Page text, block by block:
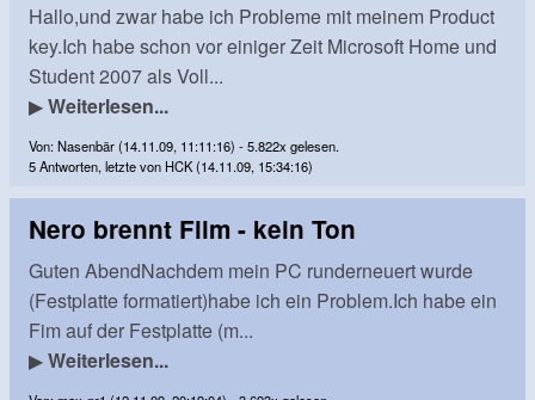
Hallo,und zwar habe ich Probleme mit meinem Product
key.Ich habe schon vor einiger Zeit Microsoft Home und
Student 2007 als Voll...
▶Weiterlesen...
Von: Nasenbär (14.11.09, 11:11:16) - 5.822x gelesen.
5 Antworten, letzte von HCK (14.11.09, 15:34:16)
Nero brennt Film - kein Ton
Guten AbendNachdem mein PC runderneuert wurde
(Festplatte formatiert)habe ich ein Problem.Ich habe ein
Fim auf der Festplatte (m...
▶Weiterlesen...